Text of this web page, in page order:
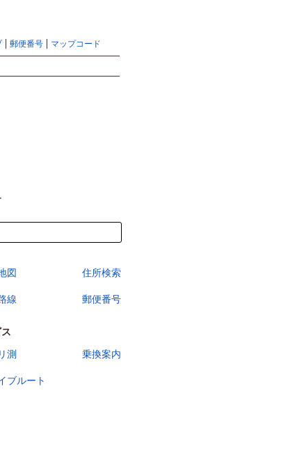
郵便番号 マップコード
図 住所検索
線 郵便番号
測
乗換案内
ブルート